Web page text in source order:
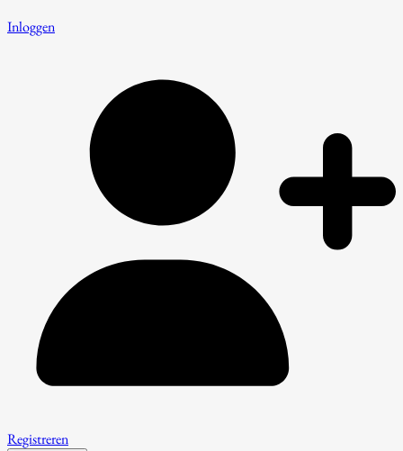
Inloggen
Registreren